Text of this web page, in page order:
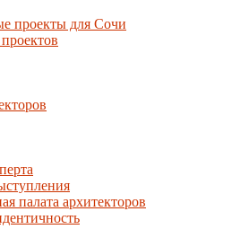
проекты для Сочи
палата архитекторов